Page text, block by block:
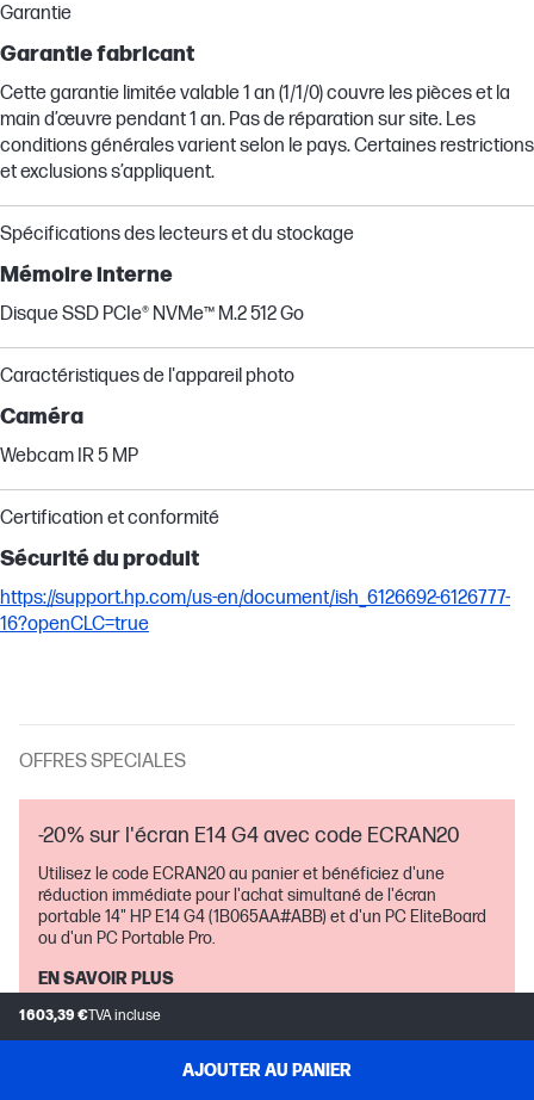
1 603,39 €TVA incluse
AJOUTER AU PANIER
Garantie
Garantie fabricant
Cette garantie limitée valable 1 an (1/1/0) couvre les pièces et la
main d’œuvre pendant 1 an. Pas de réparation sur site. Les
conditions générales varient selon le pays. Certaines restrictions
et exclusions s’appliquent.
Spécifications des lecteurs et du stockage
Mémoire interne
Disque SSD PCIe® NVMe™ M.2 512 Go
Caractéristiques de l'appareil photo
Caméra
Webcam IR 5 MP
Certification et conformité
Sécurité du produit
https://support.hp.com/us-en/document/ish_6126692-6126777-
16?openCLC=true
OFFRES SPECIALES
-20% sur l'écran E14 G4 avec code ECRAN20
Utilisez le code ECRAN20 au panier et bénéficiez d'une
réduction immédiate pour l'achat simultané de l'écran
portable 14" HP E14 G4 (1B065AA#ABB) et d'un PC EliteBoard
ou d'un PC Portable Pro.
EN SAVOIR PLUS
Réclamez jusqu’à 200 € de cashback